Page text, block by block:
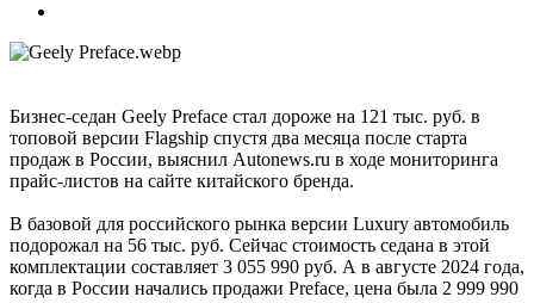
Бизнес-седан Geely Preface стал дороже на 121 тыс. руб. в
топовой версии Flagship спустя два месяца после старта
продаж в России, выяснил Autonews.ru в ходе мониторинга
прайс-листов на сайте китайского бренда.
В базовой для российского рынка версии Luxury автомобиль
подорожал на 56 тыс. руб. Сейчас стоимость седана в этой
комплектации составляет 3 055 990 руб. А в августе 2024 года,
когда в России начались продажи Preface, цена была 2 999 990